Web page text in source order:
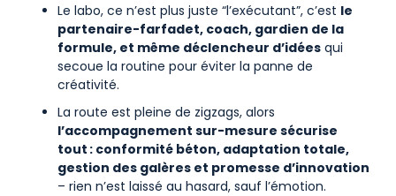
Le labo, ce n’est plus juste “l’exécutant”, c’est le
partenaire-farfadet, coach, gardien de la
formule, et même déclencheur d’idées qui
secoue la routine pour éviter la panne de
créativité.
La route est pleine de zigzags, alors
l’accompagnement sur-mesure sécurise
tout : conformité béton, adaptation totale,
gestion des galères et promesse d’innovation
– rien n’est laissé au hasard, sauf l’émotion.